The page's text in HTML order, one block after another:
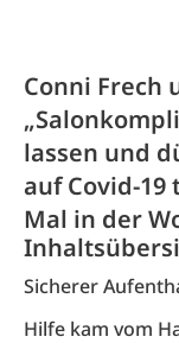
Conni Frech
lassen und
auf Covid-
Mal in der
Sicherer
Hilfe kam vom